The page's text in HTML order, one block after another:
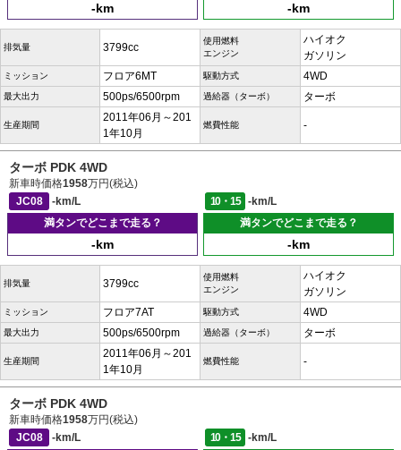
-km -km
排気量 3799cc
使用燃料
エンジン
ハイオク
ガソリン
ミッション フロア6MT 駆動方式 4WD
最大出力 500ps/6500rpm 過給器（ターボ） ターボ
生産期間
2011年06月～201
1年10月
燃費性能 -
ターボ PDK 4WD
新車時価格1958万円(税込)
JC08
-km/L 10・15
-km/L
満タンでどこまで走る？
-km
満タンでどこまで走る？
-km
排気量 3799cc
使用燃料
エンジン
ハイオク
ガソリン
ミッション フロア7AT 駆動方式 4WD
最大出力 500ps/6500rpm 過給器（ターボ） ターボ
生産期間
2011年06月～201
1年10月
燃費性能 -
ターボ PDK 4WD
新車時価格1958万円(税込)
JC08
-km/L 10・15
-km/L